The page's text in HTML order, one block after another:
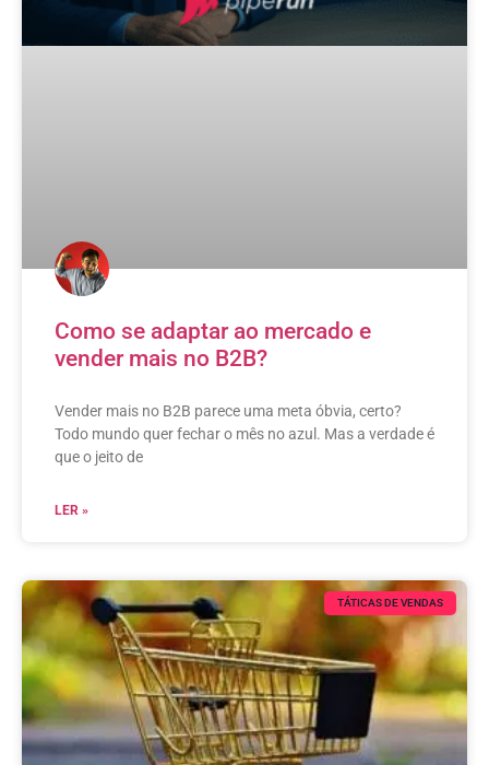
Como se adaptar ao mercado e
vender mais no B2B?
Vender mais no B2B parece uma meta óbvia, certo?
Todo mundo quer fechar o mês no azul. Mas a verdade é
que o jeito de
LER »
TÁTICAS DE VENDAS